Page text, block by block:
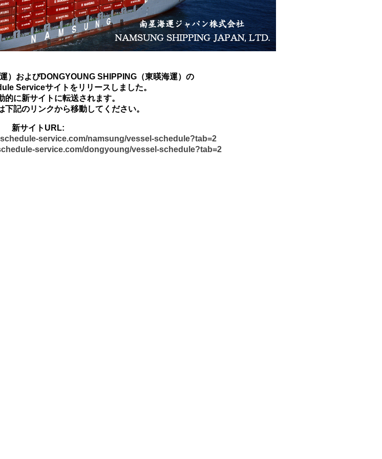
）およびDONGYOUNG SHIPPING（東暎海運）の
Serviceサイトをリリースしました。
的に新サイトに転送されます。
下記のリンクから移動してください。
新サイトURL:
service.com/namsung/vessel-schedule?tab=2
service.com/dongyoung/vessel-schedule?tab=2